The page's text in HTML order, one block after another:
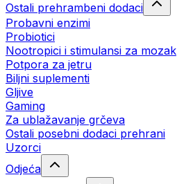
Ostali prehrambeni dodaci
Probavni enzimi
Probiotici
Nootropici i stimulansi za mozak
Potpora za jetru
Biljni suplementi
Gljive
Gaming
Za ublažavanje grčeva
Ostali posebni dodaci prehrani
Uzorci
Odjeća